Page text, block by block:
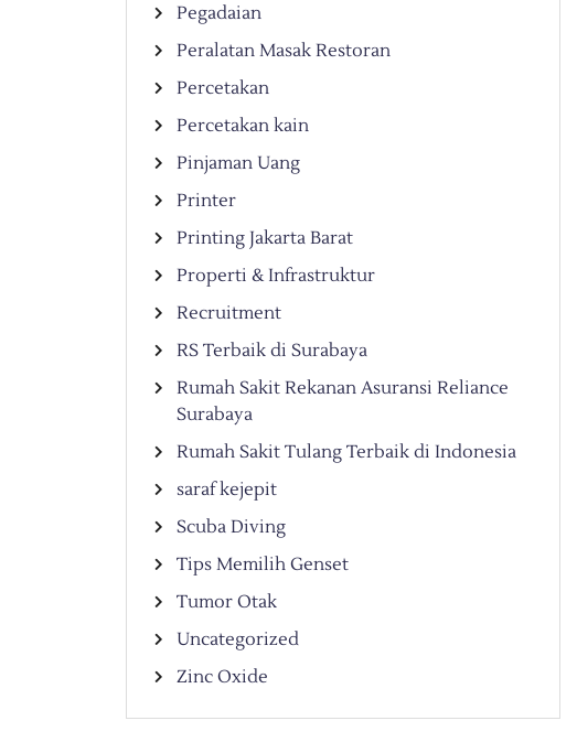
Pegadaian
Peralatan Masak Restoran
Percetakan
Percetakan kain
Pinjaman Uang
Printer
Printing Jakarta Barat
Properti & Infrastruktur
Recruitment
RS Terbaik di Surabaya
Rumah Sakit Rekanan Asuransi Reliance
Surabaya
Rumah Sakit Tulang Terbaik di Indonesia
saraf kejepit
Scuba Diving
Tips Memilih Genset
Tumor Otak
Uncategorized
Zinc Oxide